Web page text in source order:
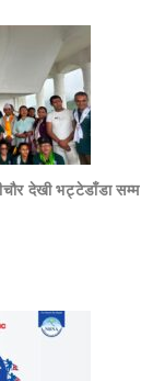
देखी भट्टेडाँडा सम्म